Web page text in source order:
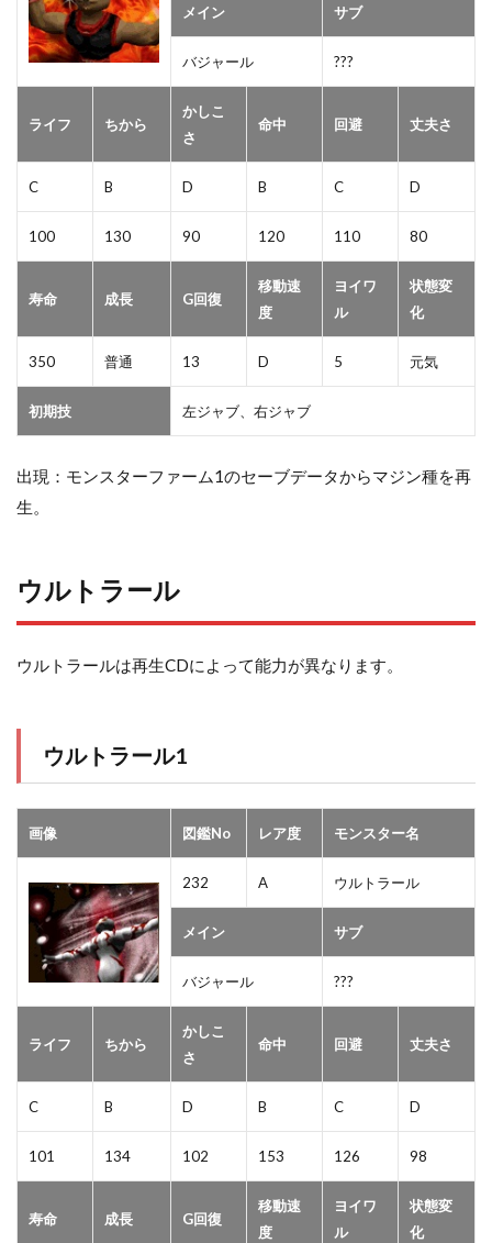
メイン サブ
バジャール ???
ライフ ちから
かしこ
さ
命中 回避 丈夫さ
C B D B C D
100 130 90 120 110 80
寿命 成長 G回復
移動速
度
ヨイワ
ル
状態変
化
350 普通 13 D 5 元気
初期技 左ジャブ、右ジャブ
出現：モンスターファーム1のセーブデータからマジン種を再
生。
ウルトラール
ウルトラールは再生CDによって能力が異なります。
ウルトラール1
画像 図鑑No レア度 モンスター名
232 A ウルトラール
メイン サブ
バジャール ???
ライフ ちから
かしこ
さ
命中 回避 丈夫さ
C B D B C D
101 134 102 153 126 98
寿命 成長 G回復
移動速
度
ヨイワ
ル
状態変
化